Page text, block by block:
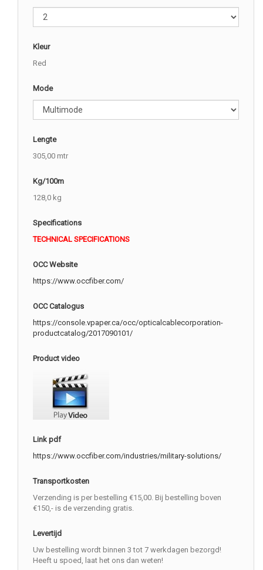
Kleur
Red
Mode
Lengte
305,00 mtr
Kg/100m
128,0 kg
Specifications
TECHNICAL SPECIFICATIONS
OCC Website
https://www.occfiber.com/
OCC Catalogus
https://console.vpaper.ca/occ/opticalcablecorporation-
productcatalog/2017090101/
Product video
Link pdf
https://www.occfiber.com/industries/military-solutions/
Transportkosten
Verzending is per bestelling €15,00. Bij bestelling boven
€150,- is de verzending gratis.
Levertijd
Uw bestelling wordt binnen 3 tot 7 werkdagen bezorgd!
Heeft u spoed, laat het ons dan weten!